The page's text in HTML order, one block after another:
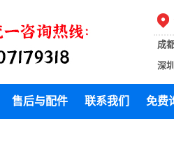
成
深圳
售后与配件 联系我们 免费